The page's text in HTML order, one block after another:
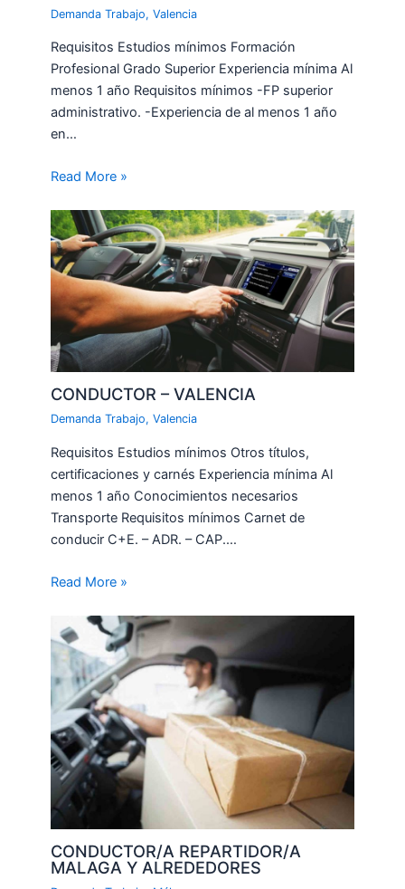
Demanda Trabajo,Valencia
Requisitos Estudios mínimos Formación
Profesional Grado Superior Experiencia mínima Al
menos 1 año Requisitos mínimos -FP superior
administrativo. -Experiencia de al menos 1 año
en…
Read More »
CONDUCTOR – VALENCIA
Demanda Trabajo,Valencia
Requisitos Estudios mínimos Otros títulos,
certificaciones y carnés Experiencia mínima Al
menos 1 año Conocimientos necesarios
Transporte Requisitos mínimos Carnet de
conducir C+E. – ADR. – CAP.…
Read More »
CONDUCTOR/A REPARTIDOR/A
MALAGA Y ALREDEDORES